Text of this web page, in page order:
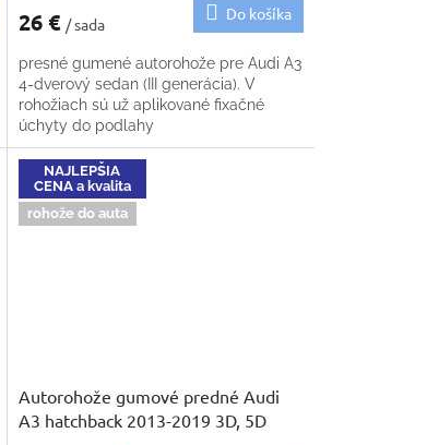
26 € / sada
Do košíka
presné gumené autorohože pre Audi A3
4-dverový sedan (III generácia). V
rohožiach sú už aplikované fixačné
úchyty do podlahy
NAJLEPŠIA
CENA a kvalita
rohože do auta
Autorohože gumové predné Audi
A3 hatchback 2013-2019 3D, 5D